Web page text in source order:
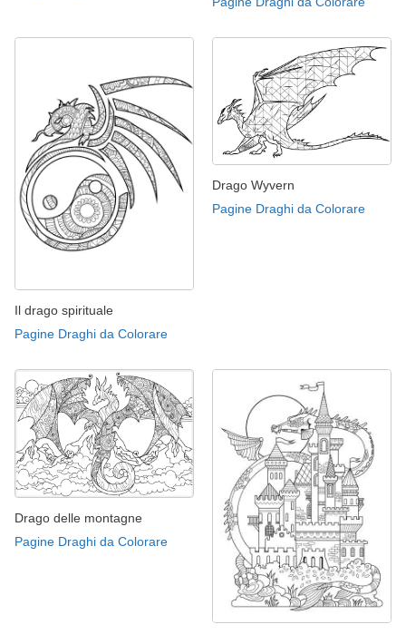
Il drago spirituale
Pagine Draghi da Colorare
Drago Wyvern
Pagine Draghi da Colorare
Drago delle montagne
Pagine Draghi da Colorare